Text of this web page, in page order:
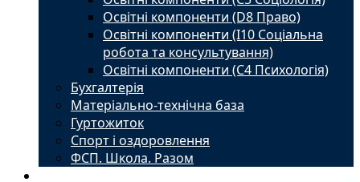
Освітні компоненти (D8 Право)
Освітні компоненти (I10 Соціальна
робота та консультування)
Освітні компоненти (С4 Психологія)
Бухгалтерія
Матеріально-технічна база
Гуртожиток
Спорт і оздоровлення
ФСП. Школа. Разом